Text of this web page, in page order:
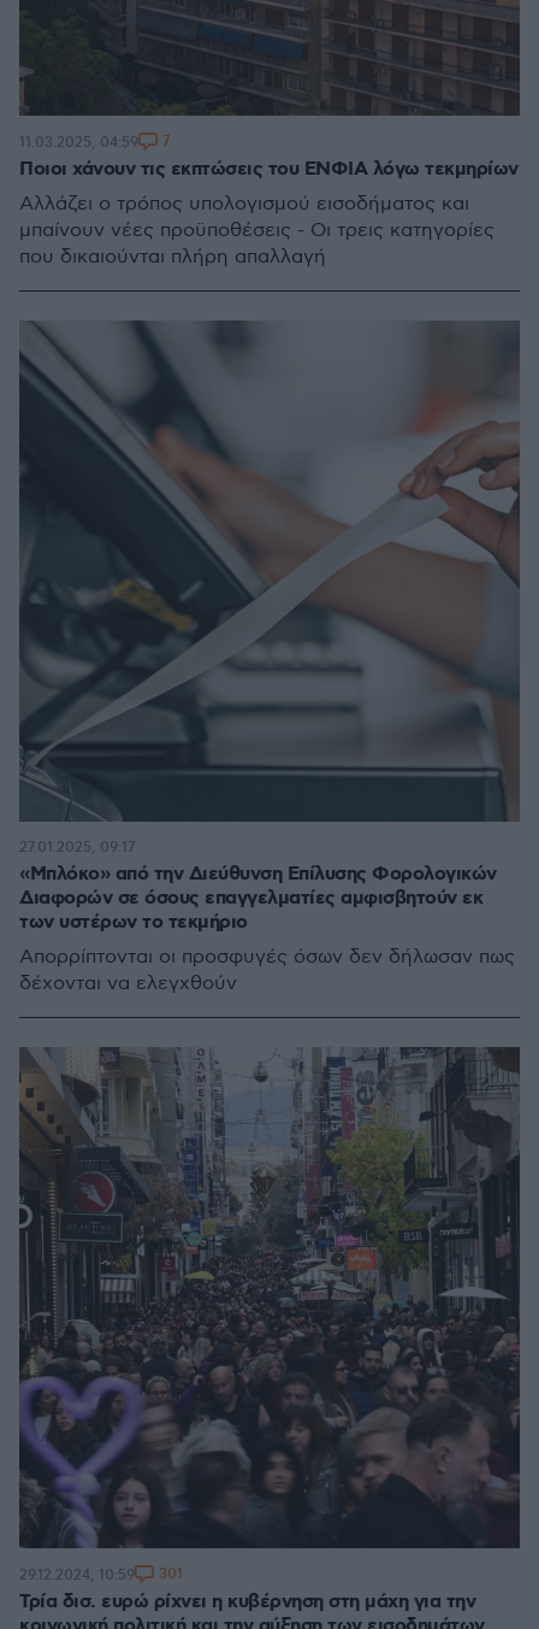
Ποιοι χάνουν τις εκπτώσεις του ΕΝΦΙΑ λόγω τεκμηρίων
Αλλάζει ο τρόπος υπολογισμού εισοδήματος και
μπαίνουν νέες προϋποθέσεις - Οι τρεις κατηγορίες
που δικαιούνται πλήρη απαλλαγή
11.03.2025, 04:59 7
«Μπλόκο» από την Διεύθυνση Επίλυσης Φορολογικών
Διαφορών σε όσους επαγγελματίες αμφισβητούν εκ
των υστέρων το τεκμήριο
Απορρίπτονται οι προσφυγές όσων δεν δήλωσαν πως
δέχονται να ελεγχθούν
27.01.2025, 09:17
Τρία δισ. ευρώ ρίχνει η κυβέρνηση στη μάχη για την
29.12.2024, 10:59 301